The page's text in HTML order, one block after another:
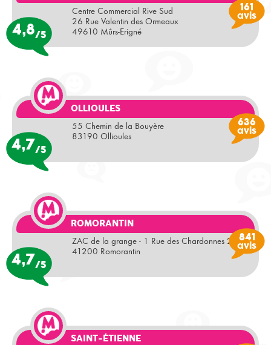
Centre Commercial Rive Sud
26 Rue Valentin des Ormeaux
49610 Mûrs-Erigné
4,8/5
161
avis
OLLIOULES
55 Chemin de la Bouyère
83190 Ollioules
4,7/5
636
avis
ROMORANTIN
ZAC de la grange - 1 Rue des Chardonnes 2
41200 Romorantin
4,7/5
841
avis
SAINT-ÉTIENNE